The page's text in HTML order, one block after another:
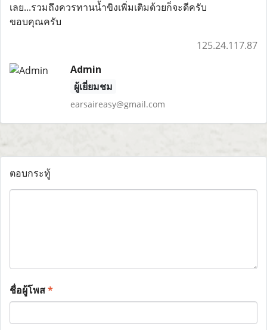
เลย...รวมถึงควรทานน้ำขิงเพิ่มเติมด้วยก็จะดีครับ
ขอบคุณครับ
125.24.117.87
Admin
ผู้เยี่ยมชม
earsaireasy@gmail.com
ตอบกระทู้
ชื่อผู้โพส*